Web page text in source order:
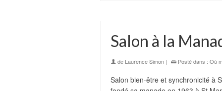
Salon à la
de Laurence Simon | Posté dans : Où
Salon bien-être et synchronicité à